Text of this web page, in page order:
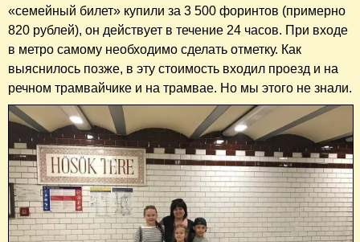
«семейный билет» купили за 3 500 форинтов (примерно
820 рублей), он действует в течение 24 часов. При входе
в метро самому необходимо сделать отметку. Как
выяснилось позже, в эту стоимость входил проезд и на
речном трамвайчике и на трамвае. Но мы этого не знали.